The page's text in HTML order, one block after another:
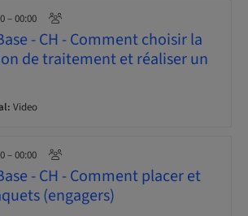
– 00:00
- CH - Comment choisir la
de traitement et réaliser un
Video
– 00:00
- CH - Comment placer et
(engagers)